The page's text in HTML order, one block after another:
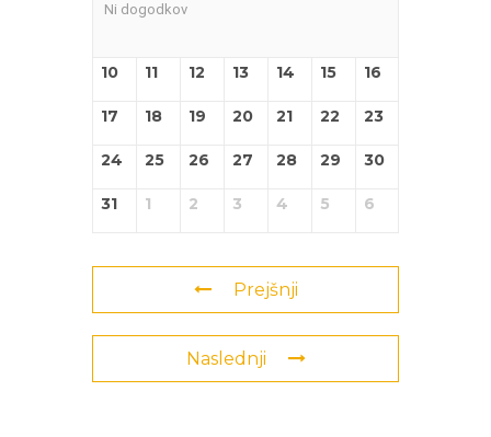
Ni dogodkov
10 11 12 13 14 15 16
17 18 19 20 21 22 23
24 25 26 27 28 29 30
31 1 2 3 4 5 6
Prejšnji
Naslednji